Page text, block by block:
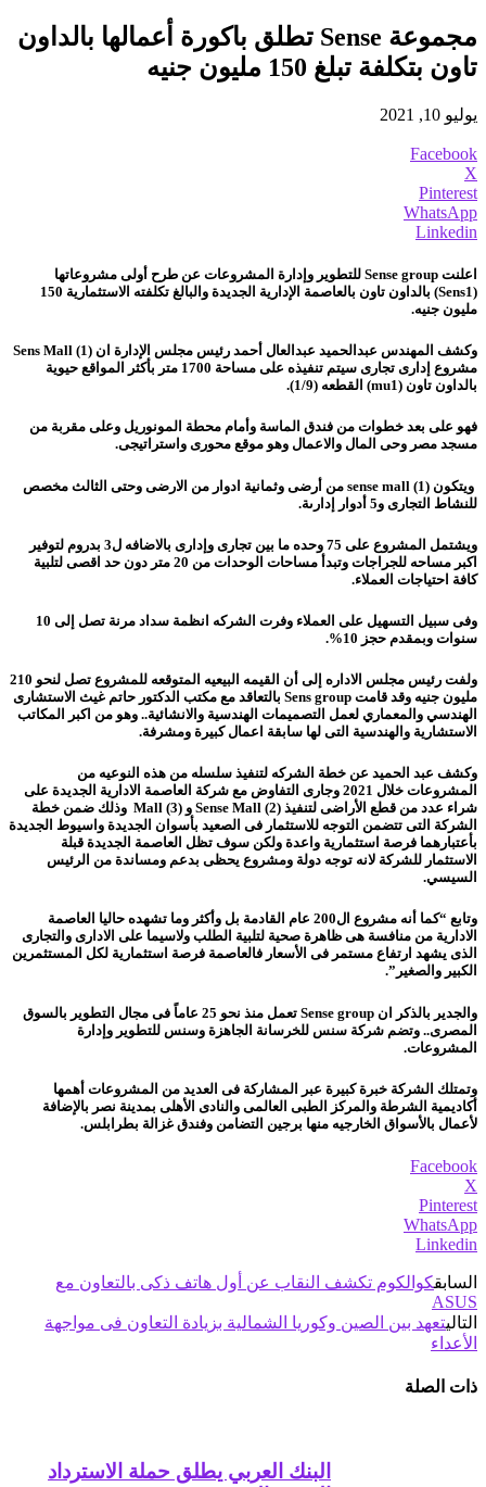
مجموعة Sense تطلق باكورة أعمالها بالداون
تاون بتكلفة تبلغ 150 مليون جنيه
يوليو 10, 2021
Facebook
X
Pinterest
WhatsApp
Linkedin
اعلنت Sense group للتطوير وإدارة المشروعات عن طرح أولى مشروعاتها
(Sens1) بالداون تاون بالعاصمة الإدارية الجديدة والبالغ تكلفته الاستثمارية 150
مليون جنيه.
وكشف المهندس عبدالحميد عبدالعال أحمد رئيس مجلس الإدارة ان Sens Mall (1)
مشروع إدارى تجارى سيتم تنفيذه على مساحة 1700 متر بأكثر المواقع حيوية
بالداون تاون (mu1) القطعه (1/9).
فهو على بعد خطوات من فندق الماسة وأمام محطة المونوريل وعلى مقربة من
مسجد مصر وحى المال والاعمال وهو موقع محورى واستراتيجى.
ويتكون sense mall (1) من أرضى وثمانية ادوار من الارضى وحتى الثالث مخصص
للنشاط التجارى و5 أدوار إدارىة.
ويشتمل المشروع على 75 وحده ما بين تجارى وإدارى بالاضافه ل3 بدروم لتوفير
اكبر مساحه للجراجات وتبدأ مساحات الوحدات من 20 متر دون حد اقصى لتلبية
كافة احتياجات العملاء.
وفى سبيل التسهيل على العملاء وفرت الشركه انظمة سداد مرنة تصل إلى 10
سنوات وبمقدم حجز 10%.
ولفت رئيس مجلس الاداره إلى أن القيمه البيعيه المتوقعه للمشروع تصل لنحو 210
مليون جنيه وقد قامت Sens group بالتعاقد مع مكتب الدكتور حاتم غيث الاستشارى
الهندسي والمعماري لعمل التصميمات الهندسية والانشائية.. وهو من اكبر المكاتب
الاستشارية والهندسية التى لها سابقة اعمال كبيرة ومشرفة.
وكشف عبد الحميد عن خطة الشركه لتنفيذ سلسله من هذه النوعيه من
المشروعات خلال 2021 وجارى التفاوض مع شركة العاصمة الادارية الجديدة على
شراء عدد من قطع الأراضى لتنفيذ Sense Mall (2) و Mall (3) وذلك ضمن خطة
الشركة التى تتضمن التوجه للاستثمار فى الصعيد بأسوان الجديدة واسيوط الجديدة
بأعتبارهما فرصة استثمارية واعدة ولكن سوف تظل العاصمة الجديدة قبلة
الاستثمار للشركة لانه توجه دولة ومشروع يحظى بدعم ومساندة من الرئيس
السيسي.
وتابع “كما أنه مشروع ال200 عام القادمة بل وأكثر وما تشهده حاليا العاصمة
الادارية من منافسة هى ظاهرة صحية لتلبية الطلب ولاسيما على الادارى والتجارى
الذى يشهد ارتفاع مستمر فى الأسعار فالعاصمة فرصة استثمارية لكل المستثمرين
الكبير والصغير”.
والجدير بالذكر ان Sense group تعمل منذ نحو 25 عاماً فى مجال التطوير بالسوق
المصرى.. وتضم شركة سنس للخرسانة الجاهزة وسنس للتطوير وإدارة
المشروعات.
وتمتلك الشركة خبرة كبيرة عبر المشاركة فى العديد من المشروعات أهمها
أكاديمية الشرطة والمركز الطبى العالمى والنادى الأهلى بمدينة نصر بالإضافة
لأعمال بالأسواق الخارجيه منها برجين التضامن وفندق غزالة بطرابلس.
Facebook
X
Pinterest
WhatsApp
Linkedin
السابقكوالكوم تكشف النقاب عن أول هاتف ذكى بالتعاون مع
ASUS
التاليتعهد بين الصين وكوريا الشمالية بزيادة التعاون فى مواجهة
الأعداء
ذات الصلة
البنك العربي يطلق حملة الاسترداد